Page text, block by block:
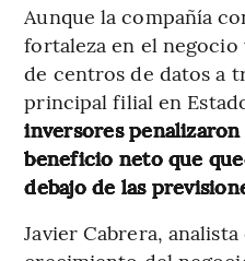
Aunque la compañía
fortaleza en el
de centros de datos a
principal filial en
inversores
beneficio neto que
debajo de las
Javier Cabrera,